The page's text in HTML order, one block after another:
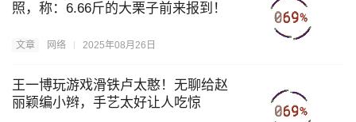
照，称：6.66斤的大栗子前来报到！
文章 网络 2025年08月26日
王一博玩游戏滑铁卢太憨！无聊给赵
丽颖编小辫，手艺太好让人吃惊